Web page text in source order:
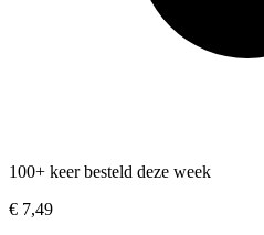
100+ keer besteld deze week
€ 7,49